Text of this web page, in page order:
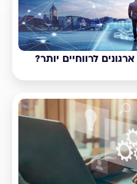
לרווחיים יותר?